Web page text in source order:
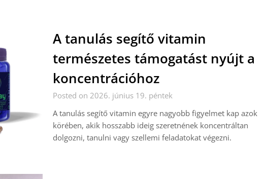
A tanulás segítő vitamin
természetes támogatást nyújt a
koncentrációhoz
Posted on 2026. június 19. péntek
A tanulás segítő vitamin egyre nagyobb figyelmet kap azok
körében, akik hosszabb ideig szeretnének koncentráltan
dolgozni, tanulni vagy szellemi feladatokat végezni.